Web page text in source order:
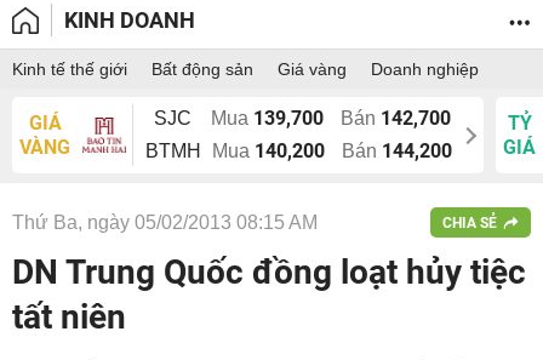
KINH DOANH
Kinh tế thế giới Bất động sản Giá vàng Doanh nghiệp
GIÁ
VÀNG
SJC Mua 139,700 Bán 142,700
BTMH Mua 140,200 Bán 144,200
TỶ
GIÁ
Thứ Ba, ngày 05/02/2013 08:15 AM CHIA SẺ
DN Trung Quốc đồng loạt hủy tiệc
tất niên